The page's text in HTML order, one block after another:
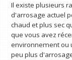
Il existe plusieurs
d'arrosage actuel
chaud et plus sec
que vous avez
environnement ou
peu plus